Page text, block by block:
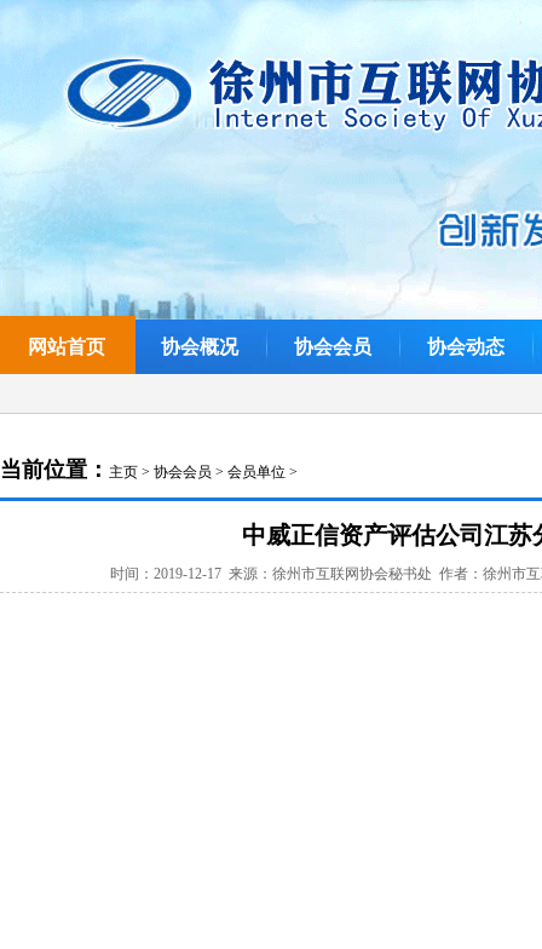
网站首页 协会概况 协会会员 协会动态
当前位置： 主页 > 协会会员 > 会员单位 >
中威正信资产评估公司江苏
时间：2019-12-17 来源：徐州市互联网协会秘书处 作者：徐州市